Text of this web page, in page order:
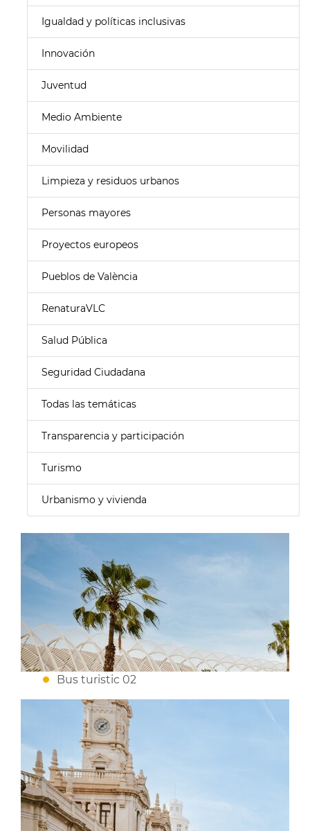
Igualdad y políticas inclusivas
Innovación
Juventud
Medio Ambiente
Movilidad
Limpieza y residuos urbanos
Personas mayores
Proyectos europeos
Pueblos de València
RenaturaVLC
Salud Pública
Seguridad Ciudadana
Todas las temáticas
Transparencia y participación
Turismo
Urbanismo y vivienda
Bus turistic 02